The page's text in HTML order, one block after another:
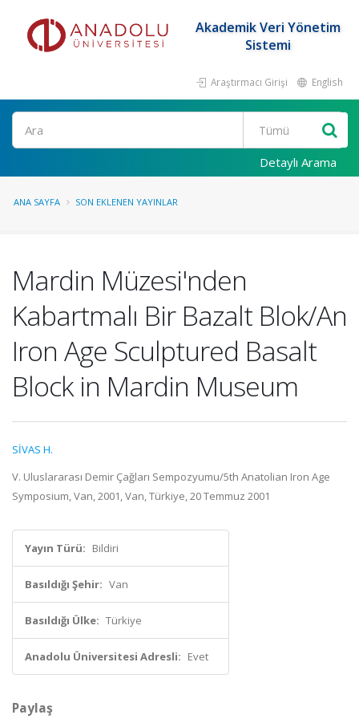
Akademik Veri Yönetim
Sistemi
Araştırmacı Girişi English
Ara
Detaylı Arama
ANA SAYFA SON EKLENEN YAYINLAR
Mardin Müzesi'nden
Kabartmalı Bir Bazalt Blok/An
Iron Age Sculptured Basalt
Block in Mardin Museum
SİVAS H.
V. Uluslararası Demir Çağları Sempozyumu/5th Anatolian Iron Age
Symposium, Van, 2001, Van, Türkiye, 20 Temmuz 2001
Yayın Türü: Bildiri
Basıldığı Şehir: Van
Basıldığı Ülke: Türkiye
Anadolu Üniversitesi Adresli: Evet
Paylaş